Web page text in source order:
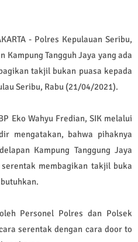
- Polres Kepulauan Seribu,
Kampung Tangguh Jaya yang ada
takjil bukan puasa kepada
Seribu, Rabu (21/04/2021).
Eko Wahyu Fredian, SIK melalui
mengatakan, bahwa pihaknya
Kampung Tanggung Jaya
membagikan takjil buka
Personel Polres dan Polsek
serentak dengan cara door to